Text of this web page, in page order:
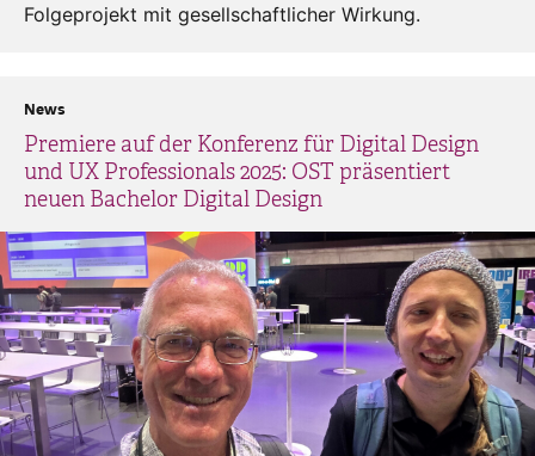
Folgeprojekt mit gesellschaftlicher Wirkung.
Premiere auf der Konferenz für Digital Design
und UX Professionals 2025: OST präsentiert
neuen Bachelor Digital Design
News